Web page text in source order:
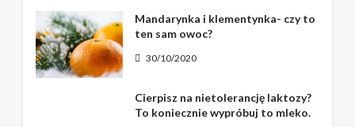
Mandarynka i klementynka- czy to
ten sam owoc?
30/10/2020
Cierpisz na nietolerancję laktozy?
To koniecznie wypróbuj to mleko.